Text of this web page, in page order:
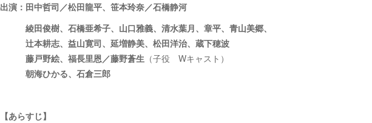
出演：田中哲司／松田龍平、笹本玲奈／石橋静河
綾田俊樹、石橋亜希子、山口雅義、清水葉月、章平、青山美郷、
辻本耕志、益山寛司、延増静美、松田洋治、蔵下穂波
藤戸野絵、福長里恩／藤野蒼生 （子役 Wキャスト）
朝海ひかる、石倉三郎
【あらすじ】